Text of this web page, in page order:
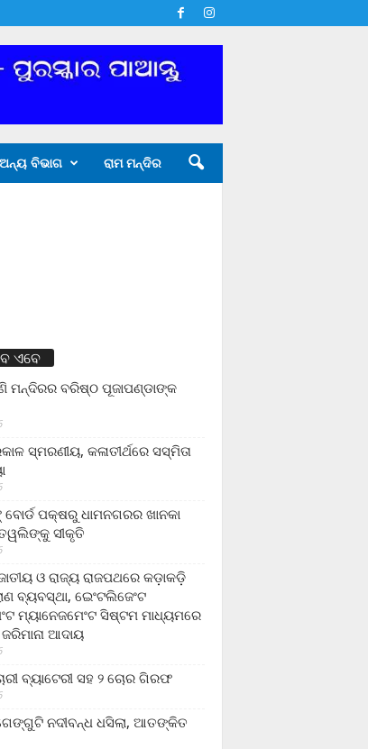
ଅନ୍ୟ ବିଭାଗ ରାମ ମନ୍ଦିର
ଏବେ
ବରିଷ୍ଠ ପୂଜାପଣ୍ଡାଙ୍କ
ସ୍ମରଣୀୟ, କଳାତୀର୍ଥରେ ସସ୍ମିତା
ପକ୍ଷରୁ ଧାମନଗରର ଖାନକା
ସୀକୃତି
ଓ ରାଜ୍ୟ ରାଜପଥରେ କଡ଼ାକଡ଼ି
ବ୍ୟବସ୍ଥା, ଇେଂଟଲିଜେଂଟ
ମ୍ୟାନେଜମେଂଟ ସିଷ୍ଟମ ମାଧ୍ୟମରେ
ଆଦାୟ
ବ୍ୟାଟେରୀ ସହ ୨ ଚୋର ଗିରଫ
ନଦୀବନ୍ଧ ଧସିଲା, ଆତଙ୍କିତ